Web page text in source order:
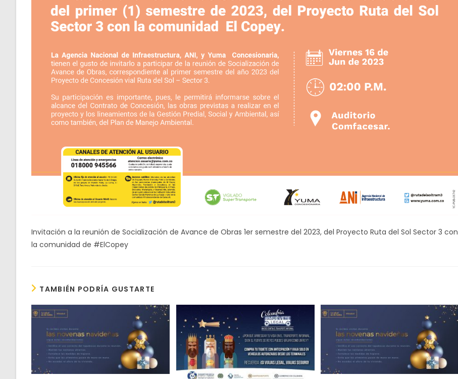
Invitación a la reunión de Socialización de Avance de Obras 1er semestre del 2023, del Proyecto Ruta del Sol Sector 3 con
la comunidad de #ElCopey
TAMBIÉN PODRÍA GUSTARTE